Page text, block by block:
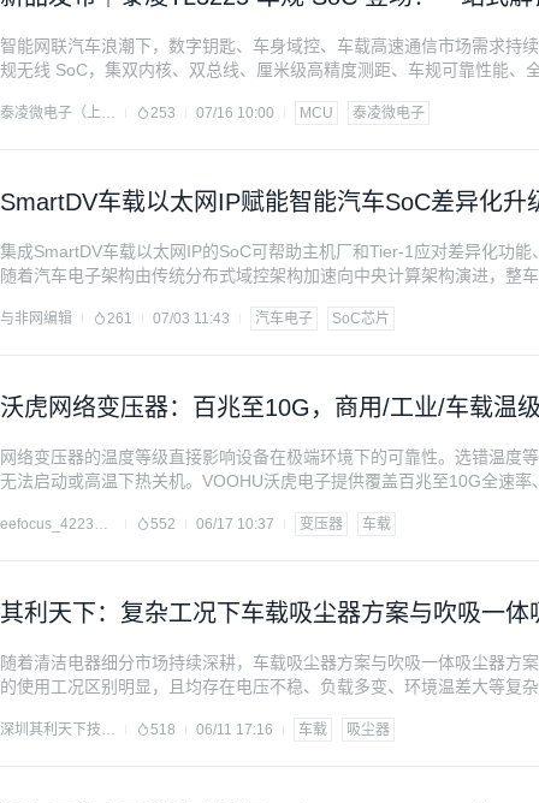
智能网联汽车浪潮下，数字钥匙、车身域控、车载高速通信市场需求持
规无线 SoC，集双内核、双总线、厘米级高精度测距、车规可靠性能、
资源分区隔离互不抢占，多业务同步并行处理。可同时承载复杂蓝牙无
泰凌微电子（上海）股份有限公司 253 07/16 10:00 MCU 泰凌微电子
SmartDV车载以太网IP赋能智能汽车SoC差异化升
合规
集成SmartDV车载以太网IP的SoC可帮助主机厂和Tier-1应对差异化功
随着汽车电子架构由传统分布式域控架构加速向中央计算架构演进，整
IN等传统低速总线形成补充；同时在高带宽骨干通信场景中，更是取而
与非网编辑 261 07/03 11:43 汽车电子 SoC芯片
沃虎网络变压器：百兆至10G，商用/工业/车载温
网络变压器的温度等级直接影响设备在极端环境下的可靠性。选错温度
无法启动或高温下热关机。VOOHU沃虎电子提供覆盖百兆至10G全
由磁芯材料、绝缘系统、封装结构共同
eefocus_4223372 552 06/17 10:37 变压器 车载
其利天下：复杂工况下车载吸尘器方案与吹吸一
随着清洁电器细分市场持续深耕，车载吸尘器方案与吹吸一体吸尘器方
的使用工况区别明显，且均存在电压不稳、负载多变、环境温差大等复
器方案商，其利天下针对车载吸尘器方案、吹吸一体吸尘
深圳其利天下技术开发——无刷电机/伺服电机驱动 518 06/11 17:16 车载 吸尘器